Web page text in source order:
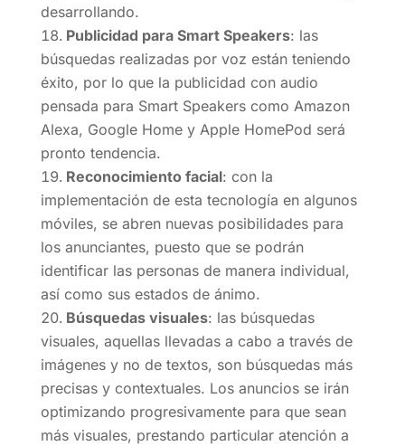
desarrollando.
Publicidad para Smart Speakers: las
búsquedas realizadas por voz están teniendo
éxito, por lo que la publicidad con audio
pensada para Smart Speakers como Amazon
Alexa, Google Home y Apple HomePod será
pronto tendencia.
Reconocimiento facial: con la
implementación de esta tecnología en algunos
móviles, se abren nuevas posibilidades para
los anunciantes, puesto que se podrán
identificar las personas de manera individual,
así como sus estados de ánimo.
‍Búsquedas visuales: las búsquedas
visuales, aquellas llevadas a cabo a través de
imágenes y no de textos, son búsquedas más
precisas y contextuales. Los anuncios se irán
optimizando progresivamente para que sean
más visuales, prestando particular atención a